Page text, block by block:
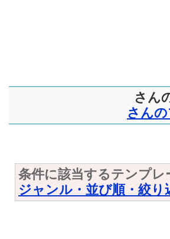
さん
さん
条件に該当するテンプ
ジャンル・並び順・絞